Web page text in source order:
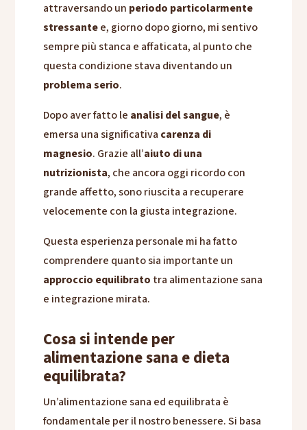
attraversando un periodo particolarmente
stressantee, giorno dopo giorno, mi sentivo
sempre più stanca e affaticata, al punto che
questa condizione stava diventando un
problema serio.
Dopo aver fatto le analisi del sangue, è
emersa una significativa carenza di
magnesio. Grazie all’aiuto di una
nutrizionista, che ancora oggi ricordo con
grande affetto, sono riuscita a recuperare
velocemente con la giusta integrazione.
Questa esperienza personale mi ha fatto
comprendere quanto sia importante un
approccio equilibrato tra alimentazione sana
e integrazione mirata.
Cosa si intende per
alimentazione sana e dieta
equilibrata?
Un’alimentazione sana ed equilibrata è
fondamentale per il nostro benessere. Si basa